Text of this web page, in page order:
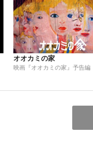
オオカミの家
映画『オオカミの家』予告編